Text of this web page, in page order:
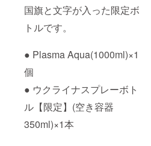
国旗と文字が入った限定ボ
トルです。
● Plasma Aqua(1000ml)×1
個
● ウクライナスプレーボト
ル【限定】(空き容器
350ml)×1本